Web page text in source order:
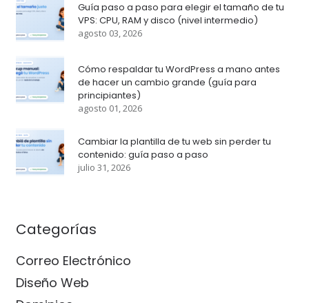
Guía paso a paso para elegir el tamaño de tu
VPS: CPU, RAM y disco (nivel intermedio)
agosto 03, 2026
Cómo respaldar tu WordPress a mano antes
de hacer un cambio grande (guía para
principiantes)
agosto 01, 2026
Cambiar la plantilla de tu web sin perder tu
contenido: guía paso a paso
julio 31, 2026
Categorías
Correo Electrónico
Diseño Web